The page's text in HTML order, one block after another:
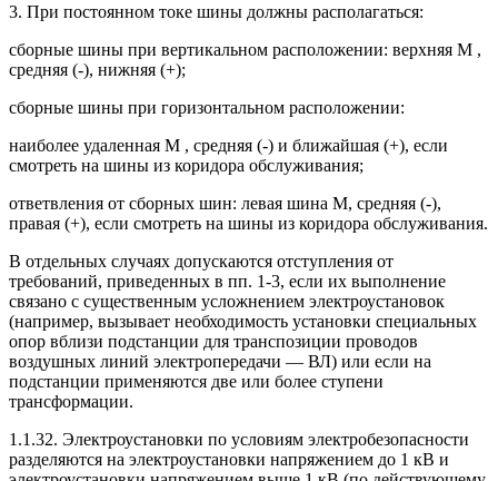
3. При постоянном токе шины должны располагаться:
сборные шины при вертикальном расположении: верхняя М ,
средняя (-), нижняя (+);
сборные шины при горизонтальном расположении:
наиболее удаленная М , средняя (-) и ближайшая (+), если
смотреть на шины из коридора обслуживания;
ответвления от сборных шин: левая шина М, средняя (-),
правая (+), если смотреть на шины из коридора обслуживания.
В отдельных случаях допускаются отступления от
требований, приведенных в пп. 1-3, если их выполнение
связано с существенным усложнением электроустановок
(например, вызывает необходимость установки специальных
опор вблизи подстанции для транспозиции проводов
воздушных линий электропередачи — ВЛ) или если на
подстанции применяются две или более ступени
трансформации.
1.1.32. Электроустановки по условиям электробезопасности
разделяются на электроустановки напряжением до 1 кВ и